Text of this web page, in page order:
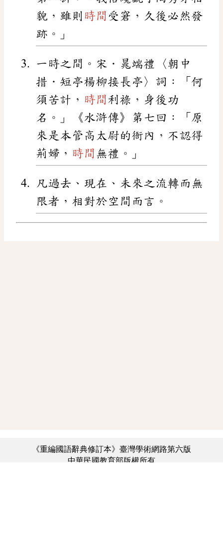
貌，雖則 時間 受窘，久後必然發
跡。」
一時之間。宋．晁端禮〈朝中
措．短亭楊柳接長亭〉詞：「何
須苦計， 時間利祿，身後功
名。」《水滸傳》第七回：「原
來是本管高太尉的衙內，不認得
荊婦， 時間 無禮。」
凡過去、現在、未來之流轉而無
限者，相對於空間而言。
《重編國語辭典修訂本》臺灣學術網路第六版
中華民國教育部版權所有